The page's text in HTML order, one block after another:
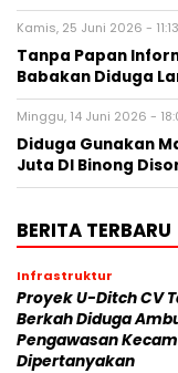
Kamis, 25 Juni 2026 -
Tanpa Papan
Babakan Diduga
Minggu, 14 Juni 2026 -
‎Diduga Gunakan
Juta DI Binong
BERITA TERBARU
Infrastruktur
Proyek U-Ditch CV
Berkah Diduga
Pengawasan
Dipertanyakan